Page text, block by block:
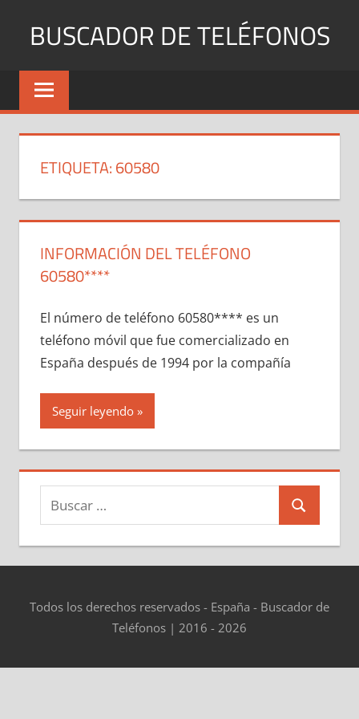
BUSCADOR DE TELÉFONOS
Identifica
Números
y
ETIQUETA:60580
INFORMACIÓN DEL TELÉFONO
60580****
El número dе teléfono 60580**** es un
teléfono móvil quе fue comercializado en
España después dе 1994 pοr la compañía
Seguir leyendo
Buscar:
Buscar
Todos los derechos reservados - España - Buscador de
Teléfonos | 2016 - 2026